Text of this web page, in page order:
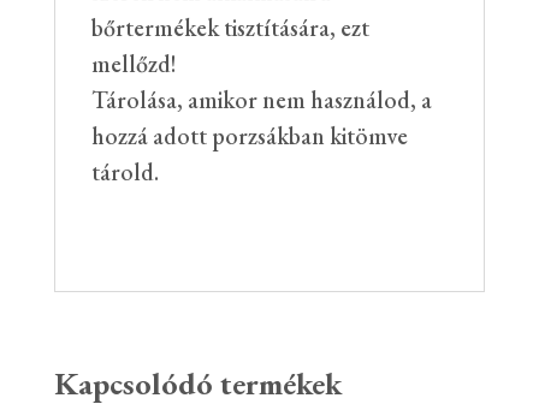
bőrtermékek tisztítására, ezt
mellőzd!
Tárolása, amikor nem használod, a
hozzá adott porzsákban kitömve
tárold.
Kapcsolódó termékek